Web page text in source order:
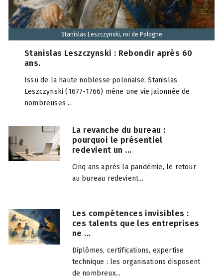
Stanislas Leszczynski, roi de Pologne
Stanislas Leszczynski : Rebondir après 60
ans.
Issu de la haute noblesse polonaise, Stanislas
Leszczynski (1677-1766) mène une vie jalonnée de
nombreuses ...
La revanche du bureau :
pourquoi le présentiel
redevient un ...
Cinq ans après la pandémie, le retour
au bureau redevient...
Les compétences invisibles :
ces talents que les entreprises
ne ...
Diplômes, certifications, expertise
technique : les organisations disposent
de nombreux...